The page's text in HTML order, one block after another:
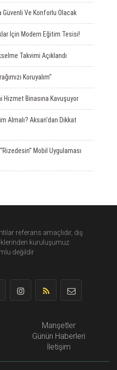
Güvenli Ve Konforlu Olacak
Için Modern Eğitim Tesisi!
Takvimi Açıklandı
Koruyalım"
Hizmet Binasına Kavuşuyor
Almalı? Aksan'dan Dikkat
Mobil Uygulaması
referans amaçlıdır, dış
kuruluşumuz
değildir
Manşetler
Günün Haberleri
İletişim